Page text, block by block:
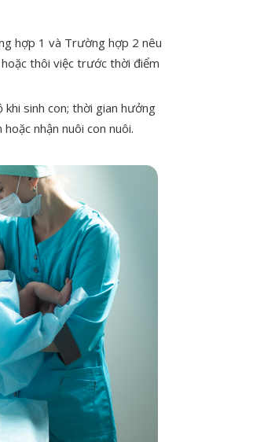
hợp 1 và Trường hợp 2 nêu
thôi việc trước thời điểm
sinh con; thời gian hưởng
nhận nuôi con nuôi.